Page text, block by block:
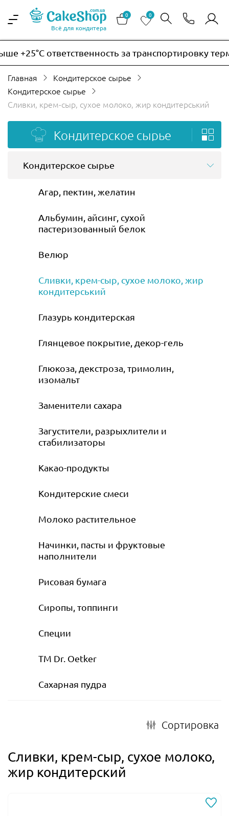
Всё для кондитера
0 0
ответственность за транспортировку
Главная
Кондитерское сырье
Кондитерское сырье
Сливки, крем-сыр, сухое молоко, жир кондитерський
Кондитерское сырье
Кондитерское сырье
Агар, пектин, желатин
Альбумин, айсинг, сухой
пастеризованный белок
Велюр
Сливки, крем-сыр, сухое молоко, жир
кондитерський
Глазурь кондитерская
Глянцевое покрытие, декор-гель
Глюкоза, декстроза, тримолин,
изомальт
Заменители сахара
Загустители, разрыхлители и
стабилизаторы
Какао-продукты
Кондитерские смеси
Молоко растительное
Начинки, пасты и фруктовые
наполнители
Рисовая бумага
Сиропы, топпинги
Специи
ТМ Dr. Oetker
Сахарная пудра
Сортировка
Сливки, крем-сыр, сухое молоко,
жир кондитерский